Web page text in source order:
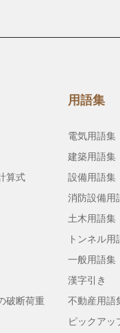
算式
破断荷重
用語集
電気用語集
建築用語集
設備用語集
消防設備用
土木用語集
トンネル用
一般用語集
漢字引き
不動産用語
ピックアッ